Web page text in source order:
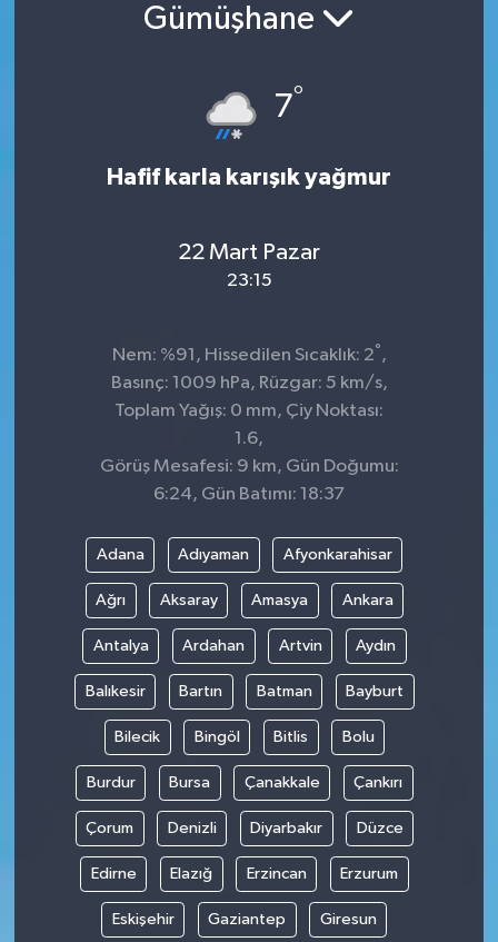
Gümüşhane
7°
Hafif karla karışık yağmur
22 Mart Pazar
23:15
Nem: %91, Hissedilen Sıcaklık: 2° ,
Basınç: 1009 hPa, Rüzgar: 5 km/s,
Toplam Yağış: 0 mm, Çiy Noktası:
1.6,
Görüş Mesafesi: 9 km, Gün Doğumu:
6:24, Gün Batımı: 18:37
Adana Adıyaman Afyonkarahisar
Ağrı Aksaray Amasya Ankara
Antalya Ardahan Artvin Aydın
Balıkesir Bartın Batman Bayburt
Bilecik Bingöl Bitlis Bolu
Burdur Bursa Çanakkale Çankırı
Çorum Denizli Diyarbakır Düzce
Edirne Elazığ Erzincan Erzurum
Eskişehir Gaziantep Giresun